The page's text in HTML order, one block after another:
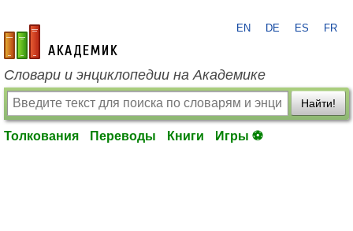
academic.ru
EN DE ES FR
Словари и энциклопедии на Академике
Найти!
Толкования Переводы Книги Игры ⚽